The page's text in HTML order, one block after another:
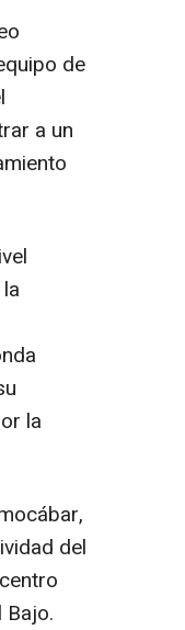
de
a un
la
del